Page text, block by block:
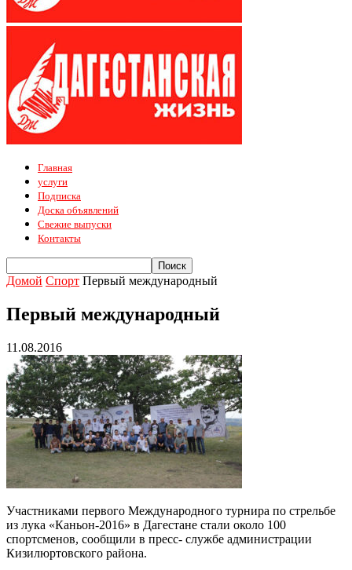
Главная
услуги
Подписка
Доска объявлений
Свежие выпуски
Контакты
Домой Спорт Первый международный
Первый международный
11.08.2016
Участниками первого Международного турнира по стрельбе
из лука «Каньон-2016» в Дагестане стали около 100
спортсменов, сообщили в пресс- службе администрации
Кизилюртовского района.